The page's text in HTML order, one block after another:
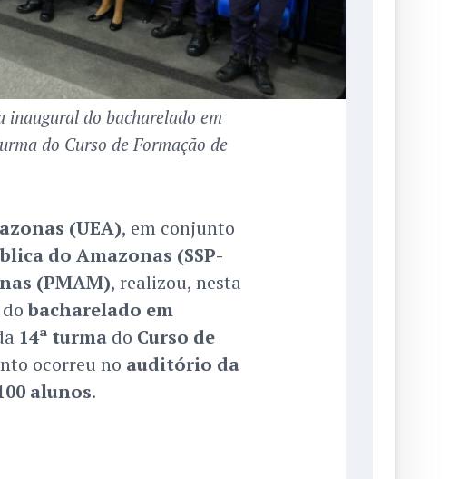
inaugural do bacharelado em
do Curso de Formação de
(UEA), em conjunto
do Amazonas (SSP-
(PMAM), realizou, nesta
bacharelado em
14ª turmado Curso de
ocorreu no auditório da
alunos.